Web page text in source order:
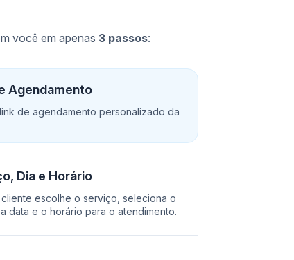
você em apenas 3 passos:
Agendamento
de agendamento personalizado da
Dia e Horário
escolhe o serviço, seleciona o
data e o horário para o atendimento.